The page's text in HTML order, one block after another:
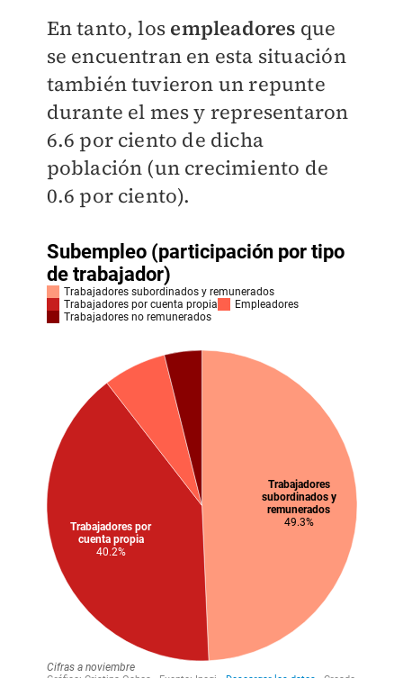
En tanto, los empleadores que
se encuentran en esta situación
también tuvieron un repunte
durante el mes y representaron
6.6 por ciento de dicha
población (un crecimiento de
0.6 por ciento).